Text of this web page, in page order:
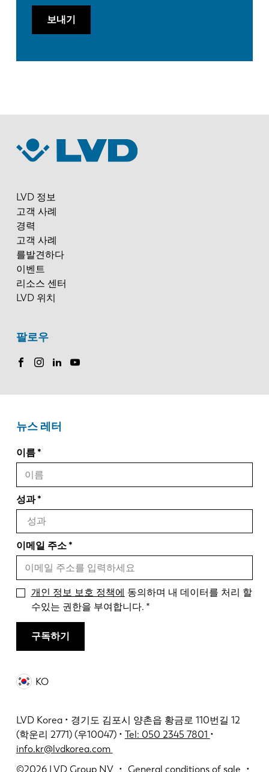
보내기
LVD 정보
고객 사례
경력
고객 사례
를발견하다
이벤트
리소스 센터
LVD 위치
팔로우
KO
LVD Korea • 경기도 김포시 양촌읍 황금로 110번길 12
(학운리 2771) (우10047) • Tel: 050 2345 7801 •
info.kr@lvdkorea.com
©2026 LVD Group NV General conditions of sale
뉴스 레터
이름
성과
이메일 주소
개인 정보 보호 정책에 동의하며 내 데이터를 처리 할
수있는 권한을 부여합니다.
구독하기